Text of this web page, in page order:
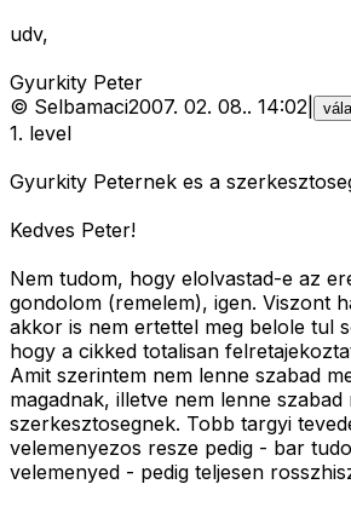
udv,
Gyurkity Peter
© Selbamaci2007. 02. 08.. 14:02
1. level
Gyurkity Peternek es a
Kedves Peter!
Nem tudom, hogy elolvastad-e az
gondolom (remelem), igen. Viszont
akkor is nem ertettel meg belole tul
hogy a cikked totalisan
Amit szerintem nem lenne szabad
magadnak, illetve nem lenne szabad
szerkesztosegnek. Tobb targyi
velemenyezos resze pedig - bar
velemenyed - pedig teljesen